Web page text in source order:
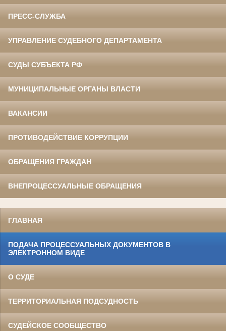
ПРЕСС-СЛУЖБА
УПРАВЛЕНИЕ СУДЕБНОГО ДЕПАРТАМЕНТА
СУДЫ СУБЪЕКТА РФ
МУНИЦИПАЛЬНЫЕ ОРГАНЫ ВЛАСТИ
ВАКАНСИИ
ПРОТИВОДЕЙСТВИЕ КОРРУПЦИИ
ОБРАЩЕНИЯ ГРАЖДАН
ВНЕПРОЦЕССУАЛЬНЫЕ ОБРАЩЕНИЯ
ГЛАВНАЯ
ПОДАЧА ПРОЦЕССУАЛЬНЫХ ДОКУМЕНТОВ В
ЭЛЕКТРОННОМ ВИДЕ
О СУДЕ
ТЕРРИТОРИАЛЬНАЯ ПОДСУДНОСТЬ
СУДЕЙСКОЕ СООБЩЕСТВО